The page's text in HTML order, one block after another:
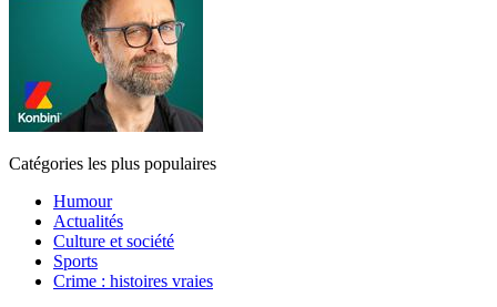
Catégories les plus populaires
Humour
Actualités
Culture et société
Sports
Crime : histoires vraies